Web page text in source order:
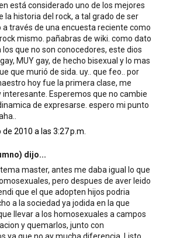
está considerado uno de los mejores
la historia del rock, a tal grado de ser
a través de una encuesta reciente como
mismo. pañabras de wiki. como dato
los que no son conocedores, este dios
MUY gay, de hecho bisexual y lo mas
que murió de sida. uy.. que feo.. por
hoy fue la primera clase, me
interesante. Esperemos que no cambie
de expresarse. espero mi punto
2010 a las 3:27 p.m.
dijo...
master, antes me daba igual lo que
pero despues de aver leido
que el que adopten hijos podria
a la sociedad ya jodida en la que
llevar a los homosexuales a campos
y quemarlos, junto con